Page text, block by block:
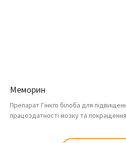
Меморин
Препарат Гінкго білоба для
працездатності мозку та покращення